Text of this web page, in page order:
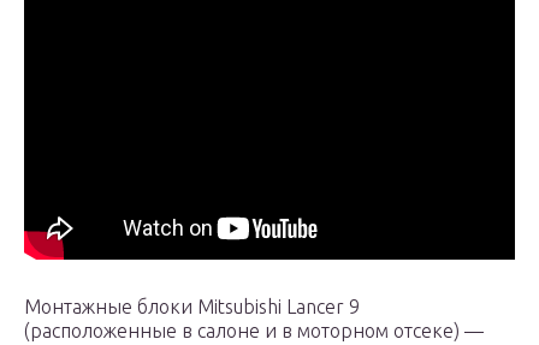
Монтажные блоки Mitsubishi Lancer 9
(расположенные в салоне и в моторном отсеке) —